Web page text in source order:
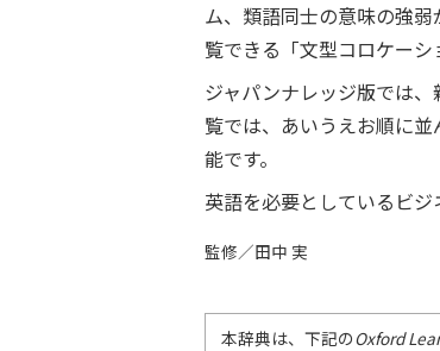
ム、類語同士の意味の強
覧できる「文型コロケーシ
ジャパンナレッジ版では
覧では、あいうえお順に
能です。
英語を必要としているビ
監修／田中 実
本辞典は、下記のOxford